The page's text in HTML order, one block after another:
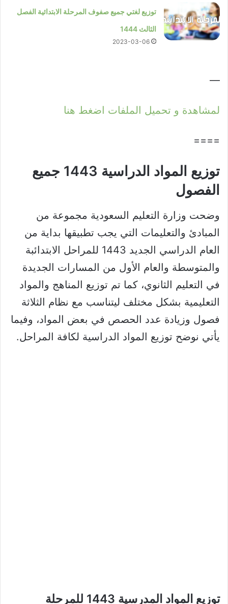
توزيع لغتي جميع صفوف المرحلة الابتدائية الفصل
الثالث 1444
2023-03-06
—
لمشاهدة و تحميل الملفات اضغط هنا
====
توزيع المواد الدراسية 1443 جميع
الفصول​
وضحت وزارة التعليم السعودية مجموعة من
المبادئ والتعليمات التي يجب تطبيقها بداية من
العام الدراسي الجديد 1443 للمراحل الابتدائبة
والمتوسطة والعام الأول من المسارات الجديدة
في التعليم الثانوي، كما تم توزيع المناهج والمواد
التعليمية بشكل مختلف ليتناسب مع نظام الثلاثة
فصول وزيادة عدد الحصص في بعض المواد، وفيما
يأتي نوضح توزيع المواد الدراسية لكافة المراحل.
توزيع المواد المدرسية 1443 للمرحلة